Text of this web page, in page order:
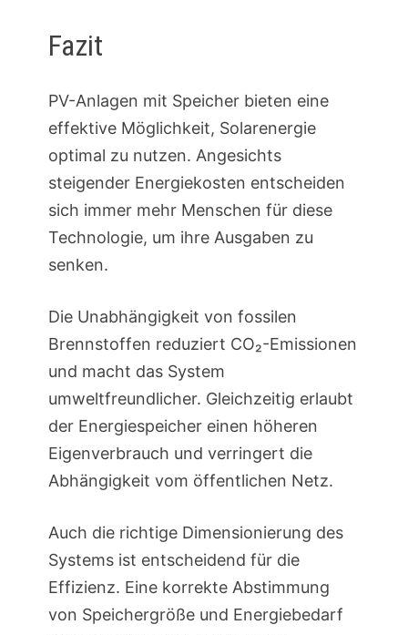
Fazit
PV-Anlagen mit Speicher bieten eine
effektive Möglichkeit, Solarenergie
optimal zu nutzen. Angesichts
steigender Energiekosten entscheiden
sich immer mehr Menschen für diese
Technologie, um ihre Ausgaben zu
senken.
Die Unabhängigkeit von fossilen
Brennstoffen reduziert CO₂-Emissionen
und macht das System
umweltfreundlicher. Gleichzeitig erlaubt
der Energiespeicher einen höheren
Eigenverbrauch und verringert die
Abhängigkeit vom öffentlichen Netz.
Auch die richtige Dimensionierung des
Systems ist entscheidend für die
Effizienz. Eine korrekte Abstimmung
von Speichergröße und Energiebedarf